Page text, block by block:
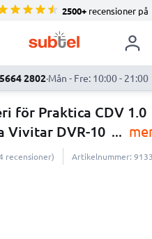
2500+ recensioner på
2802·Mån - Fre: 10:00 - 21:00
för Praktica CDV 1.0
Vivitar DVR-10 ...
recensioner) Artikelnummer: